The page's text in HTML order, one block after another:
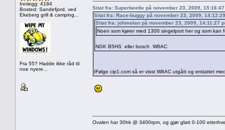
Innlegg: 4184
Bosted: Sandefjord, ved
Ekeberg grill & camping...
Fra 55? Hadde ikke råd til
noe nyere...
Sitat fra: Superbeetle på november 23, 2009,
Sitat fra: Race-buggy på november 23, 2009,
Sitat fra: johmolan på november 23, 2009, 14:11:27
Noen som kjører med 1300 singelport her og som
NGK B5HS eller bosch W8AC
IFølge cip1.com så er visst W8AC utgått og erstattet
Ovalen har 30hk @ 3400rpm, og gjør glatt 0-100